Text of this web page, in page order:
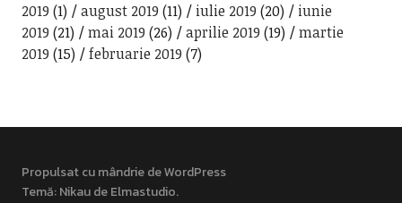
2019 (1) august 2019 (11) iulie 2019 (20)
iunie
2019 (21) mai 2019 (26) aprilie 2019 (19)
martie
2019 (15) februarie 2019 (7)
Propulsat cu mândrie de WordPress
Temă: Nikau deElmastudio.